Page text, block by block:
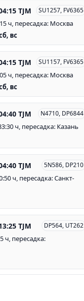
TJM SU1257, FV6365
ч, пересадка: Москва
вс
TJM SU1157, FV6365
ч, пересадка: Москва
вс
TJM N4710, DP6844
ч, пересадка: Казань
TJM 5N586, DP210
ч, пересадка: Санкт-
TJM DP564, UT262
ч, пересадка: